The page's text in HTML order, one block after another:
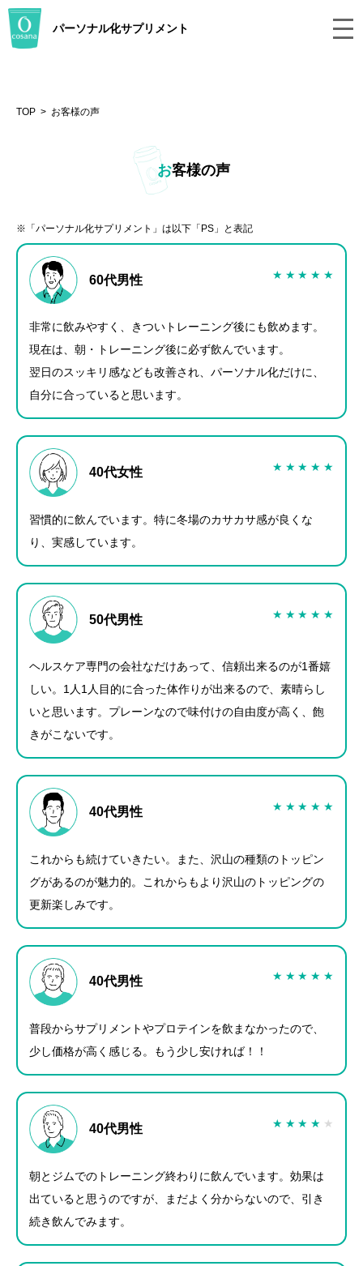
パーソナル化サプリメント
TOP お客様の声
お客様の声
「パーソナル化サプリメント」は以下「PS」と表記
60代男性 ★ ★ ★ ★ ★
非常に飲みやすく、きついトレーニング後にも飲めます。
現在は、朝・トレーニング後に必ず飲んでいます。
翌日のスッキリ感なども改善され、パーソナル化だけに、
自分に合っていると思います。
40代女性 ★ ★ ★ ★ ★
習慣的に飲んでいます。特に冬場のカサカサ感が良くな
り、実感しています。
50代男性 ★ ★ ★ ★ ★
ヘルスケア専門の会社なだけあって、信頼出来るのが1番嬉
しい。 1人1人目的に合った体作りが出来るので、素晴らし
いと思います。プレーンなので味付けの自由度が高く、飽
きがこないです。
40代男性 ★ ★ ★ ★ ★
これからも続けていきたい。また、沢山の種類のトッピン
グがあるのが魅力的。
これからもより沢山のトッピングの
更新楽しみです。
40代男性 ★ ★ ★ ★ ★
普段からサプリメントやプロテインを飲まなかったので、
少し価格が高く感じる。
もう少し安ければ！！
40代男性 ★ ★ ★ ★ ★
朝とジムでのトレーニング終わりに飲んでいます。 効果は
出ていると思うのですが、まだよく分からないので、引き
続き飲んでみます。